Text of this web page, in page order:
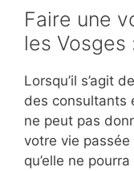
Faire une
les
Lorsqu’il s’agit
des consultants
ne peut pas
votre vie passée
qu’elle ne